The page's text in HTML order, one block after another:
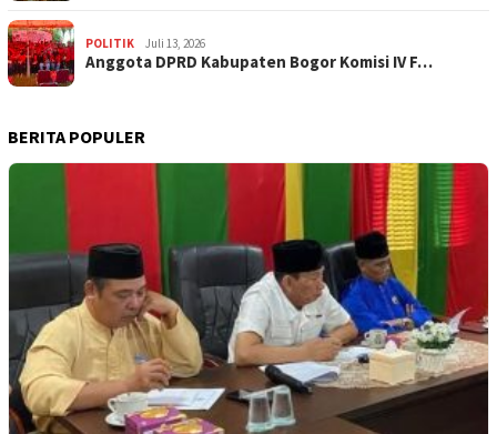
POLITIK Juli 13, 2026
Anggota DPRD Kabupaten Bogor Komisi IV F…
BERITA POPULER